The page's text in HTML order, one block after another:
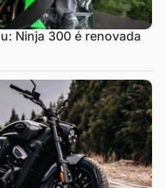
Ninja 300 é renovada